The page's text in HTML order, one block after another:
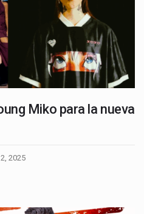
Miko para la nueva
2025